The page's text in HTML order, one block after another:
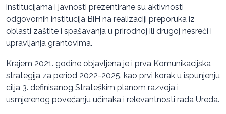
institucijama i javnosti prezentirane su aktivnosti
odgovornih institucija BiH na realizaciji preporuka iz
oblasti zaštite i spašavanja u prirodnoj ili drugoj nesreći i
upravljanja grantovima.
Krajem 2021. godine objavljena je i prva Komunikacijska
strategija za period 2022-2025. kao prvi korak u ispunjenju
cilja 3. definisanog Strateškim planom razvoja i
usmjerenog povećanju učinaka i relevantnosti rada Ureda.